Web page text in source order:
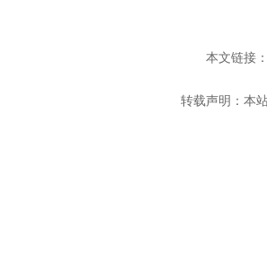
本文链接
转载声明：本